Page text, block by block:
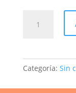
KIDS
Categoría: Sin